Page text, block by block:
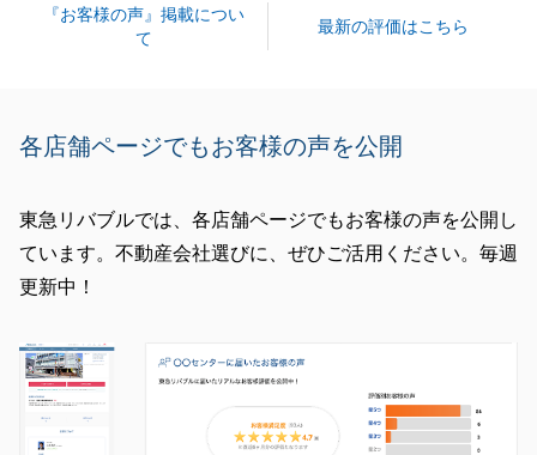
私でお答えできるものに関しましてはもちろんお答え
させていただきますし、もしよろしければ無料の税務
今後とも、どうぞ宜しくお願いいたします。
閉じる
『お客様の声』掲載につい
て
最新の評価はこちら
各店舗ページでもお客様の声を公開
東急リバブルでは、各店舗ページでもお客様の声を公開し
ています。不動産会社選びに、ぜひご活用ください。毎週
更新中！